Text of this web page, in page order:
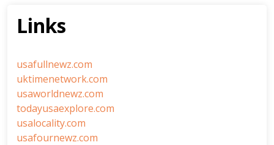
Links
usafullnewz.com
uktimenetwork.com
usaworldnewz.com
todayusaexplore.com
usalocality.com
usafournewz.com